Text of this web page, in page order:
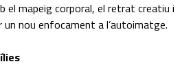
el mapeig corporal, el retrat creatiu i
nou enfocament a l’autoimatge.